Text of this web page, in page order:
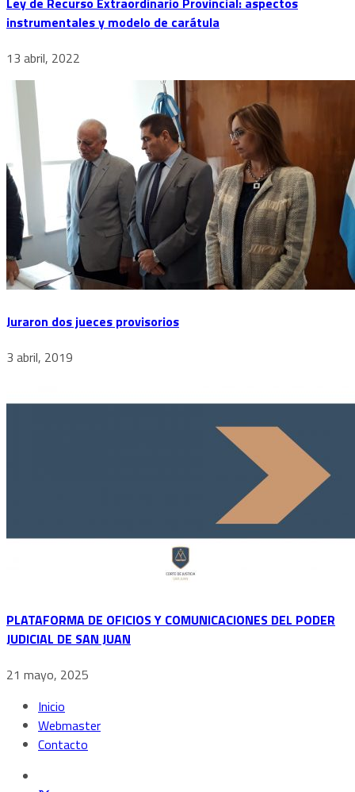
instrumentales y modelo de carátula
13 abril, 2022
Juraron dos jueces provisorios
3 abril, 2019
PLATAFORMA DE OFICIOS Y COMUNICACIONES DEL PODER
JUDICIAL DE SAN JUAN
21 mayo, 2025
Inicio
Webmaster
Contacto